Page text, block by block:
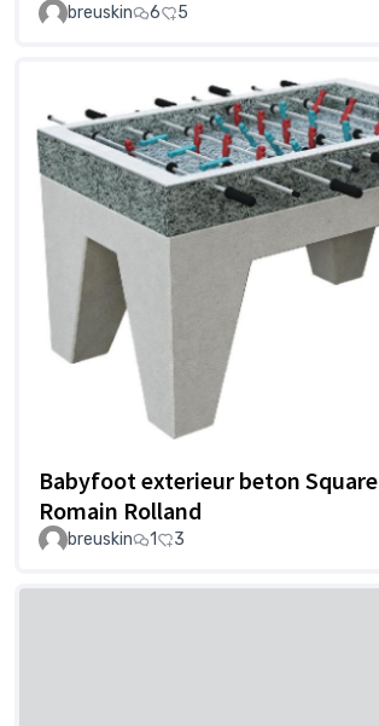
breuskin 6 5
Babyfoot exterieur beton Square
Romain Rolland
breuskin 1 3